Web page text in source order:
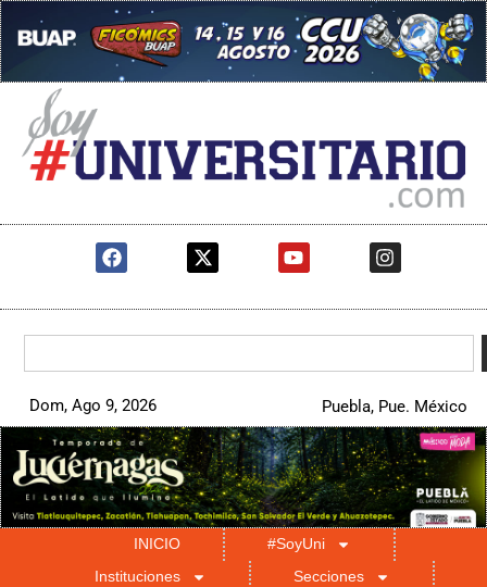
Dom, Ago 9, 2026 Puebla, Pue. México
INICIO
#SoyUni
Instituciones
Secciones